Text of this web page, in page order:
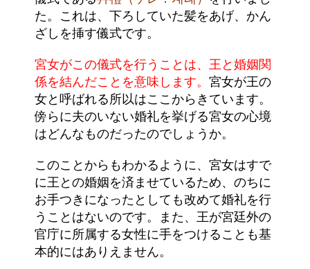
た。これは、下ろしていた髪をあげ、かん
ざしを挿す儀式です。
宮女がこの儀式を行うことは、王と婚姻関
係を結んだことを意味します。 宮女が王の
女と呼ばれる所以はここからきています。
傍らに夫のいない婚礼を挙げる宮女の心境
はどんなものだったのでしょうか。
このことからもわかるように、宮女はすで
に王との婚姻を済ませているため、のちに
お手つきになったとしても改めて婚礼を行
うことはないのです。また、王が宮廷外の
官庁に所属する女性に手をつけることも基
本的にはありえません。